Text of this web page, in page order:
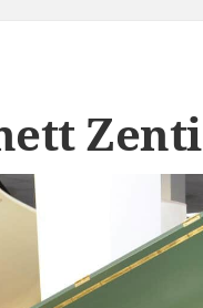
Zenti